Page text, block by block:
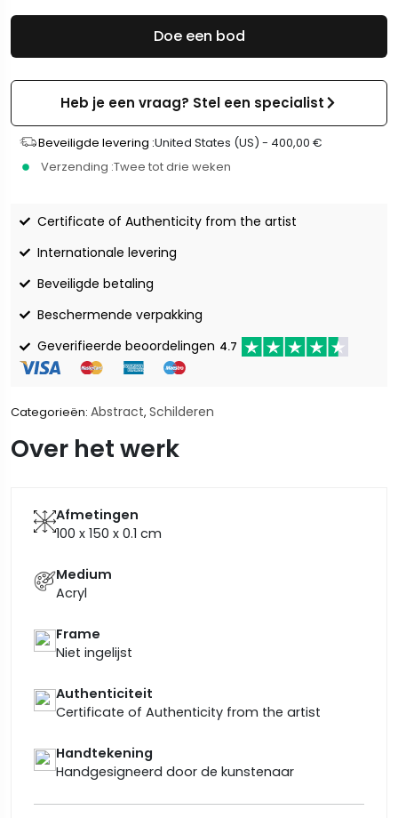
Doe een bod
Heb je een vraag? Stel een specialist
Beveiligde levering :United States (US) - 400,00 €
Verzending :Twee tot drie weken
Certificate of Authenticity from the artist
Internationale levering
Beveiligde betaling
Beschermende verpakking
Geverifieerde beoordelingen 4.7
Categorieën: Abstract, Schilderen
Over het werk
Afmetingen
100 x 150 x 0.1 cm
Medium
Acryl
Frame
Niet ingelijst
Authenticiteit
Certificate of Authenticity from the artist
Handtekening
Handgesigneerd door de kunstenaar